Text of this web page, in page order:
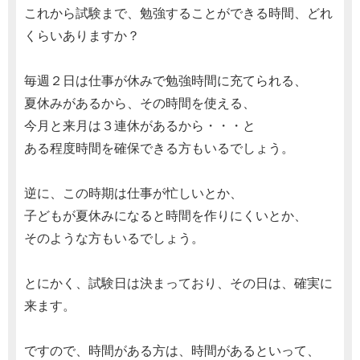
これから試験まで、勉強することができる時間、どれ
くらいありますか？
毎週２日は仕事が休みで勉強時間に充てられる、
夏休みがあるから、その時間を使える、
今月と来月は３連休があるから・・・と
ある程度時間を確保できる方もいるでしょう。
逆に、この時期は仕事が忙しいとか、
子どもが夏休みになると時間を作りにくいとか、
そのような方もいるでしょう。
とにかく、試験日は決まっており、その日は、確実に
来ます。
ですので、時間がある方は、時間があるといって、